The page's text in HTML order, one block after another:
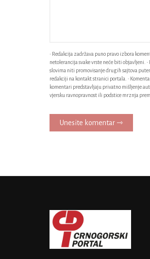
• Redakcija zadržava puno pravo izbora
netolerancija svake vrste neće biti objavljeni.
slovima niti promovisanje drugih sajtova
redakciji na kontakt stranici portala. •
komentari predstavljaju privatno mišljenje
vjersku ravnopravnost ili podstice mrznja
Unesite komentar ⇾